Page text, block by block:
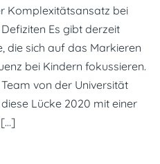
Komplexitätsansatz bei
Es gibt derzeit
die sich auf das Markieren
bei Kindern fokussieren.
von der Universität
Lücke 2020 mit einer